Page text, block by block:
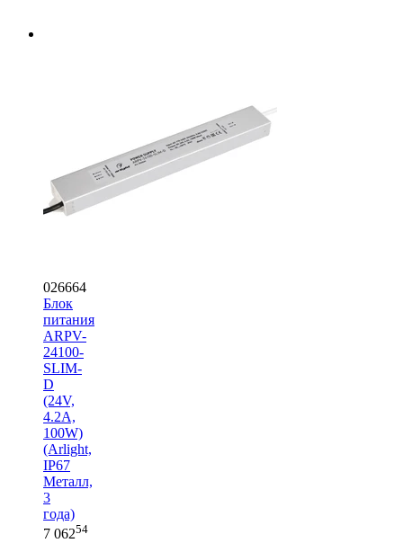
026664
Блок
питания
ARPV-
24100-
SLIM-
D
(24V,
4.2A,
100W)
(Arlight,
IP67
Металл,
3
года)
7 06254